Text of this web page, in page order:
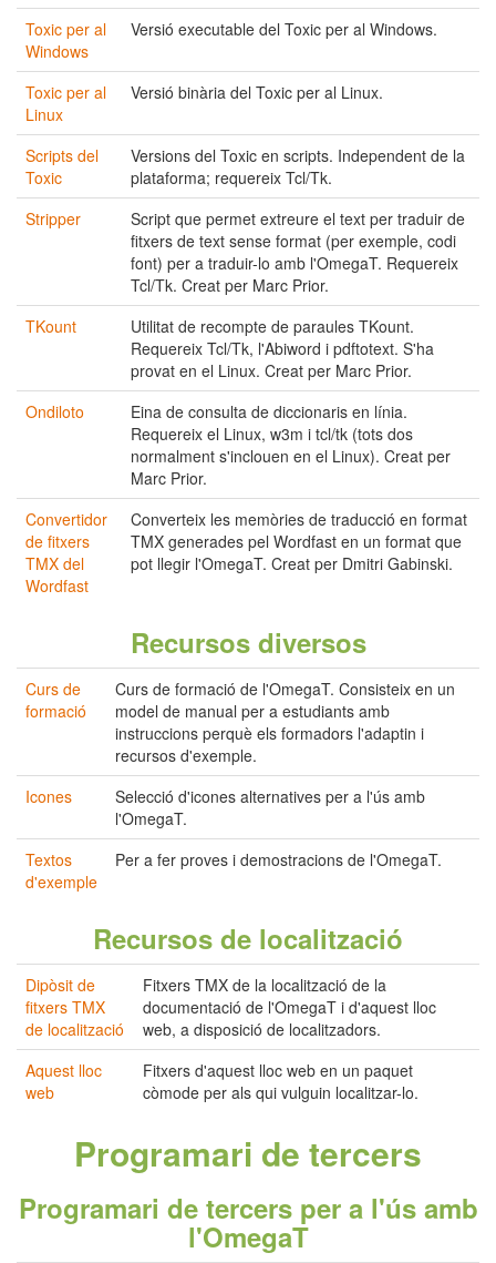
Toxic per al
Windows
Versió executable del Toxic per al Windows.
Toxic per al
Linux
Versió binària del Toxic per al Linux.
Scripts del
Toxic
Versions del Toxic en scripts. Independent de la
plataforma; requereix Tcl/Tk.
Stripper
Script que permet extreure el text per traduir de
fitxers de text sense format (per exemple, codi
font) per a traduir-lo amb l'OmegaT. Requereix
Tcl/Tk. Creat per Marc Prior.
TKount
Utilitat de recompte de paraules TKount.
Requereix Tcl/Tk, l'Abiword i pdftotext. S'ha
provat en el Linux. Creat per Marc Prior.
Ondiloto
Eina de consulta de diccionaris en línia.
Requereix el Linux, w3m i tcl/tk (tots dos
normalment s'inclouen en el Linux). Creat per
Marc Prior.
Convertidor
de fitxers
TMX del
Wordfast
Converteix les memòries de traducció en format
TMX generades pel Wordfast en un format que
pot llegir l'OmegaT. Creat per Dmitri Gabinski.
Recursos diversos
Curs de
formació
Curs de formació de l'OmegaT. Consisteix en un
model de manual per a estudiants amb
instruccions perquè els formadors l'adaptin i
recursos d'exemple.
Icones
Selecció d'icones alternatives per a l'ús amb
l'OmegaT.
Textos
d'exemple
Per a fer proves i demostracions de l'OmegaT.
Recursos de localització
Dipòsit de
fitxers TMX
de localització
Fitxers TMX de la localització de la
documentació de l'OmegaT i d'aquest lloc
web, a disposició de localitzadors.
Aquest lloc
web
Fitxers d'aquest lloc web en un paquet
còmode per als qui vulguin localitzar-lo.
Programari de tercers
Programari de tercers per a l'ús amb
l'OmegaT